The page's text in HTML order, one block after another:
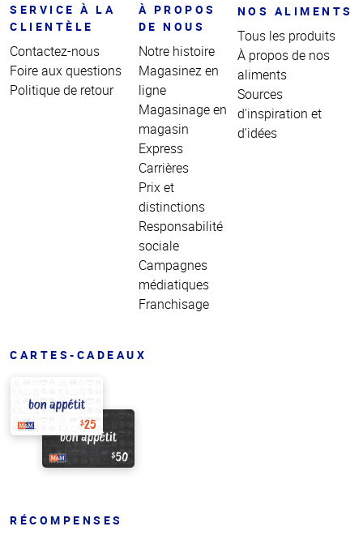
SERVICE À LA
CLIENTÈLE
Contactez-nous
Foire aux questions
Politique de retour
À PROPOS
DE NOUS
Notre histoire
Magasinez en
ligne
Magasinage en
magasin
Express
Carrières
Prix et
distinctions
Responsabilité
sociale
Campagnes
médiatiques
Franchisage
NOS ALIMENTS
Tous les produits
À propos de nos
aliments
Sources
d'inspiration et
d'idées
CARTES-CADEAUX
RÉCOMPENSES